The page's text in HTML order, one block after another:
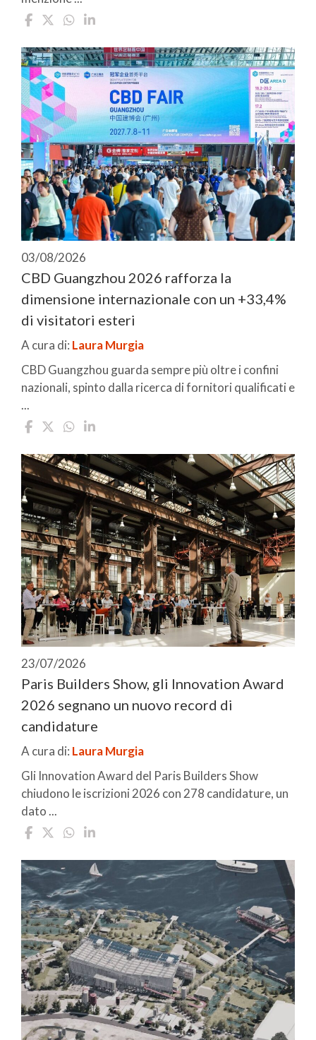
03/08/2026
CBD Guangzhou 2026 rafforza la
dimensione internazionale con un +33,4%
di visitatori esteri
A cura di: Laura Murgia
CBD Guangzhou guarda sempre più oltre i confini
nazionali, spinto dalla ricerca di fornitori qualificati e
...
23/07/2026
Paris Builders Show, gli Innovation Award
2026 segnano un nuovo record di
candidature
A cura di: Laura Murgia
Gli Innovation Award del Paris Builders Show
chiudono le iscrizioni 2026 con 278 candidature, un
dato ...